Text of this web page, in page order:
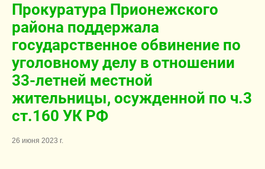
Прокуратура Прионежского
района поддержала
государственное обвинение по
уголовному делу в отношении
33-летней местной
жительницы, осужденной по ч.3
ст.160 УК РФ
26 июня 2023 г.